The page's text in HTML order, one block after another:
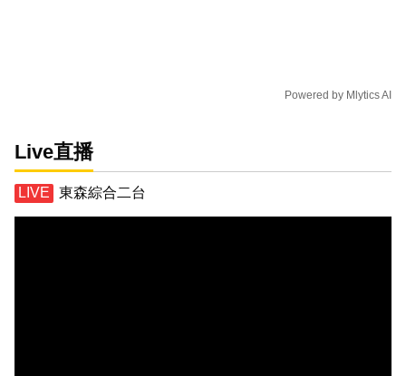
Powered by Mlytics AI
Live直播
東森綜合二台